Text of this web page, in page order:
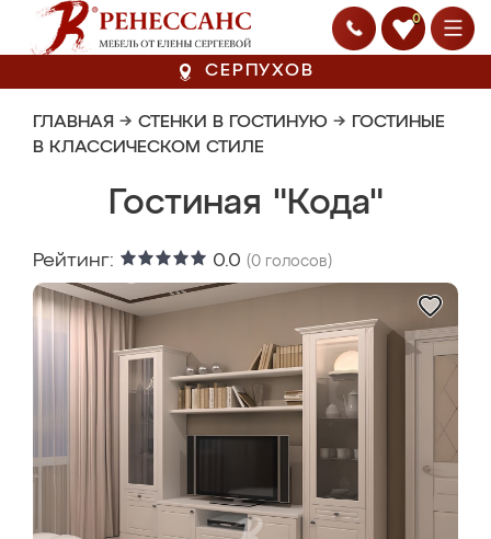
0
СЕРПУХОВ
ГЛАВНАЯ → СТЕНКИ В ГОСТИНУЮ → ГОСТИНЫЕ
В КЛАССИЧЕСКОМ СТИЛЕ
Гостиная "Кода"
Рейтинг: 0.0 (0 голосов)